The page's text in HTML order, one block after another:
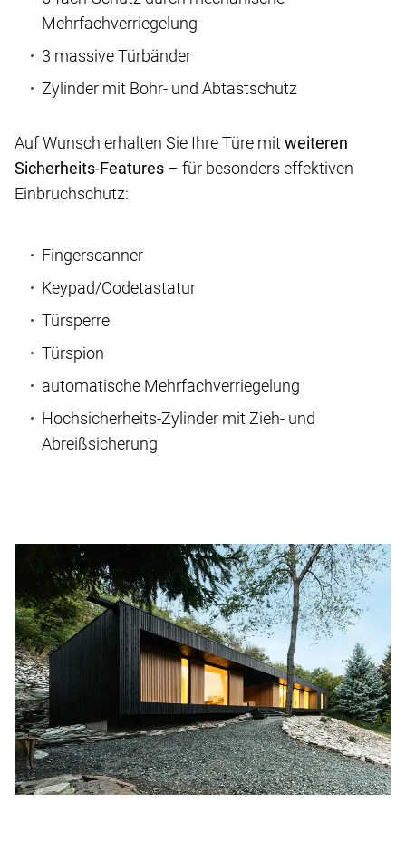
Mehrfachverriegelung
3 massive Türbänder
Zylinder mit Bohr- und Abtastschutz
Auf Wunsch erhalten Sie Ihre Türe mit weiteren
Sicherheits-Features – für besonders effektiven
Einbruchschutz:
Fingerscanner
Keypad/Codetastatur
Türsperre
Türspion
automatische Mehrfachverriegelung
Hochsicherheits-Zylinder mit Zieh- und
Abreißsicherung